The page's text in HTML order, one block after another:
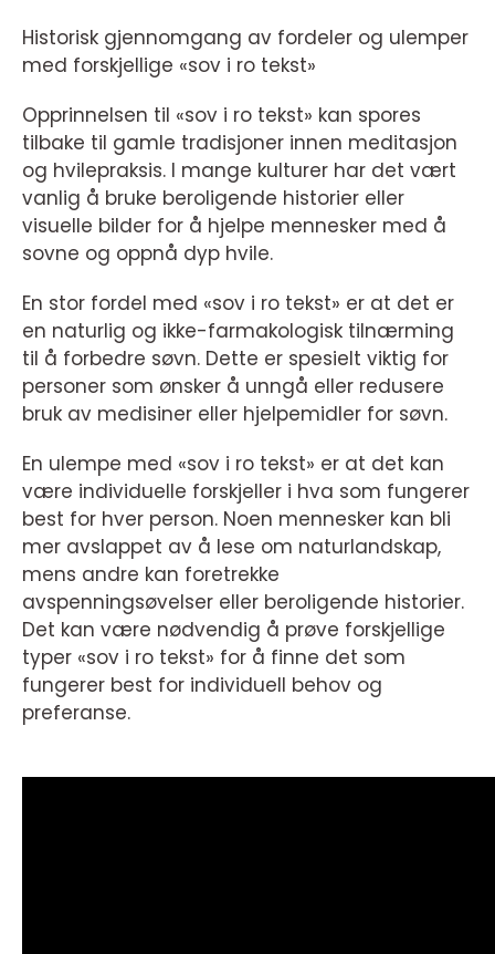
Historisk gjennomgang av fordeler og ulemper
med forskjellige «sov i ro tekst»
Opprinnelsen til «sov i ro tekst» kan spores
tilbake til gamle tradisjoner innen meditasjon
og hvilepraksis. I mange kulturer har det vært
vanlig å bruke beroligende historier eller
visuelle bilder for å hjelpe mennesker med å
sovne og oppnå dyp hvile.
En stor fordel med «sov i ro tekst» er at det er
en naturlig og ikke-farmakologisk tilnærming
til å forbedre søvn. Dette er spesielt viktig for
personer som ønsker å unngå eller redusere
bruk av medisiner eller hjelpemidler for søvn.
En ulempe med «sov i ro tekst» er at det kan
være individuelle forskjeller i hva som fungerer
best for hver person. Noen mennesker kan bli
mer avslappet av å lese om naturlandskap,
mens andre kan foretrekke
avspenningsøvelser eller beroligende historier.
Det kan være nødvendig å prøve forskjellige
typer «sov i ro tekst» for å finne det som
fungerer best for individuell behov og
preferanse.